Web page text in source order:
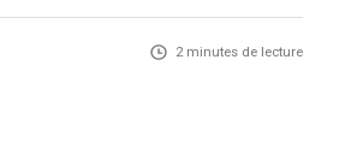
2 minutes de lecture